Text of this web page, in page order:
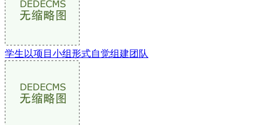
学生以项目小组形式自觉组建团队